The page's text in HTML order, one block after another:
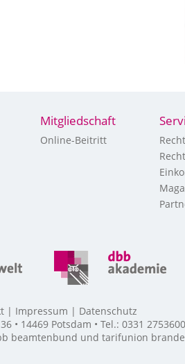
Mitgliedschaft
Online-Beitritt
Impressum
Datenschutz
Potsdam • Tel.: 0331
beamtenbund und tarifunion